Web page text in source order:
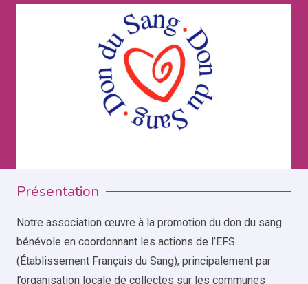
Présentation
Notre association œuvre à la promotion du don du sang
bénévole en coordonnant les actions de l’EFS
(Établissement Français du Sang), principalement par
l’organisation locale de collectes sur les communes